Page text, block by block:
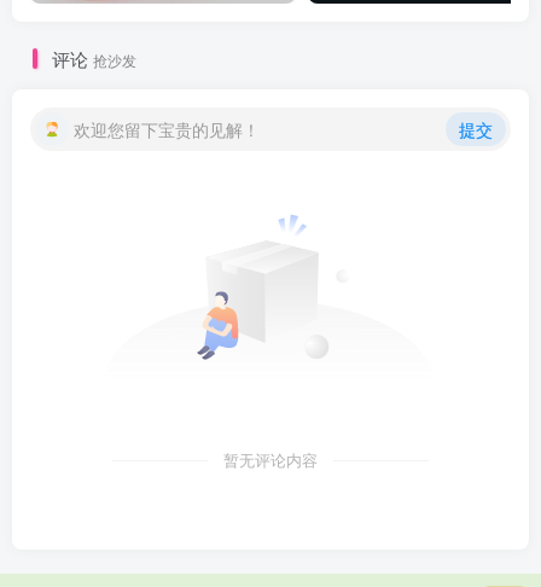
评论 抢沙发
欢迎您留下宝贵的见解！ 提交
暂无评论内容